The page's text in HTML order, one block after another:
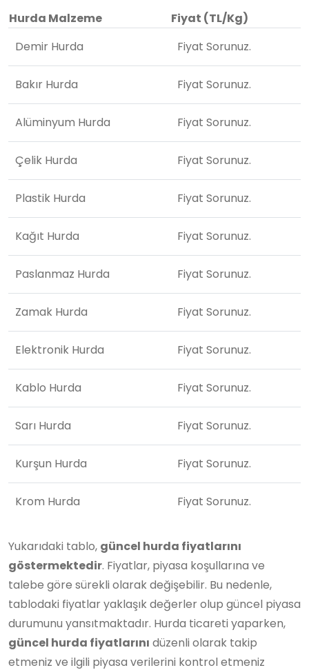
Hurda Malzeme
Fiyat (TL/Kg)
Demir Hurda
Fiyat Sorunuz.
Bakır Hurda Fiyat Sorunuz.
Alüminyum Hurda Fiyat Sorunuz.
Çelik Hurda Fiyat Sorunuz.
Plastik Hurda Fiyat Sorunuz.
Kağıt Hurda Fiyat Sorunuz.
Paslanmaz Hurda Fiyat Sorunuz.
Zamak Hurda Fiyat Sorunuz.
Elektronik Hurda Fiyat Sorunuz.
Kablo Hurda Fiyat Sorunuz.
Sarı Hurda Fiyat Sorunuz.
Kurşun Hurda Fiyat Sorunuz.
Krom Hurda Fiyat Sorunuz.
Yukarıdaki tablo, güncel hurda fiyatlarını
göstermektedir. Fiyatlar, piyasa koşullarına ve
talebe göre sürekli olarak değişebilir. Bu nedenle,
tablodaki fiyatlar yaklaşık değerler olup güncel piyasa
durumunu yansıtmaktadır. Hurda ticareti yaparken,
güncel hurda fiyatlarını düzenli olarak takip
etmeniz ve ilgili piyasa verilerini kontrol etmeniz